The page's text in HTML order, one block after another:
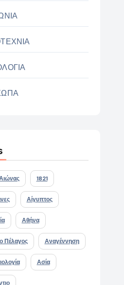
1821
Αίγυπτος
Αθήνα
Πέλαγος Αναγέννηση
Ασία